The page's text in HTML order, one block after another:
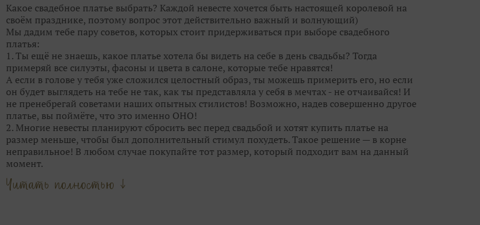
Какое свадебное платье выбрать? Каждой невесте хочется быть настоящей королевой на
своём празднике, поэтому вопрос этот действительно важный и волнующий)
Мы дадим тебе пару советов, которых стоит придерживаться при выборе свадебного
платья:
1. Ты ещё не знаешь, какое платье хотела бы видеть на себе в день свадьбы? Тогда
примеряй все силуэты, фасоны и цвета в салоне, которые тебе нравятся!
А если в голове у тебя уже сложился целостный образ, ты можешь примерить его, но если
он будет выглядеть на тебе не так, как ты представляла у себя в мечтах - не отчаивайся! И
не пренебрегай советами наших опытных стилистов! Возможно, надев совершенно другое
платье, вы поймёте, что это именно ОНО!
2. Многие невесты планируют сбросить вес перед свадьбой и хотят купить платье на
размер меньше, чтобы был дополнительный стимул похудеть. Такое решение — в корне
неправильное! В любом случае покупайте тот размер, который подходит вам на данный
момент.
Главное — это посадка. Если платье вдруг станет великовато, ушить его куда проще, чем
наоборот. А корсет со шнуровкой и вовсе решит все проблемы небольшого «плюса» или
Читать полностью ↓